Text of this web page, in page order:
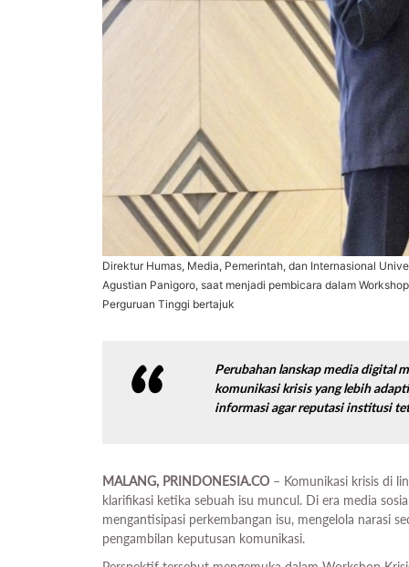
Direktur Humas, Media, Pemerintah, dan Internasional
Agustian Panigoro, saat menjadi pembicara dalam
Perguruan Tinggi bertajuk
Perubahan lanskap media digital
komunikasi krisis yang lebih
informasi agar reputasi institusi
MALANG, PRINDONESIA.CO – Komunikasi krisis di
klarifikasi ketika sebuah isu muncul. Di era media
mengantisipasi perkembangan isu, mengelola narasi
pengambilan keputusan komunikasi.